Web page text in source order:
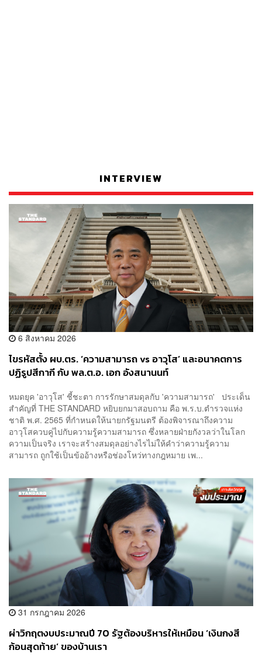
INTERVIEW
6 สิงหาคม 2026
ไขรหัสตั้ง ผบ.ตร. ‘ความสามารถ vs อาวุโส’ และอนาคตการ
ปฏิรูปสีกากี กับ พล.ต.อ. เอก อังสนานนท์
หมดยุค 'อาวุโส' ชี้ชะตา การรักษาสมดุลกับ 'ความสามารถ' ประเด็น
สำคัญที่ THE STANDARD หยิบยกมาสอบถาม คือ พ.ร.บ.ตำรวจแห่ง
ชาติ พ.ศ. 2565 ที่กำหนดให้นายกรัฐมนตรี ต้องพิจารณาถึงความ
อาวุโสควบคู่ไปกับความรู้ความสามารถ ซึ่งหลายฝ่ายกังวลว่าในโลก
ความเป็นจริง เราจะสร้างสมดุลอย่างไรไม่ให้คำว่าความรู้ความ
สามารถ ถูกใช้เป็นข้ออ้างหรือช่องโหว่ทางกฎหมาย เพ...
31 กรกฎาคม 2026
ผ่าวิกฤตงบประมาณปี 70 รัฐต้องบริหารให้เหมือน ‘เงินกงสี
ก้อนสุดท้าย’ ของบ้านเรา